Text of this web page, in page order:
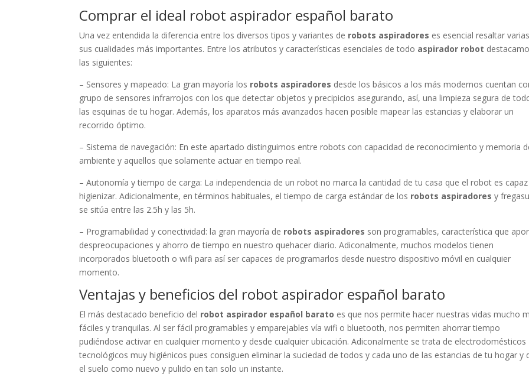
Comprar el ideal robot aspirador español barato
Una vez entendida la diferencia entre los diversos tipos y variantes de robots aspiradores es esencial resaltar
sus cualidades más importantes. Entre los atributos y características esenciales de todo aspirador robot
las siguientes:
– Sensores y mapeado: La gran mayoría los robots aspiradores desde los básicos a los más modernos cuentan
grupo de sensores infrarrojos con los que detectar objetos y precipicios asegurando, así, una limpieza segura de
las esquinas de tu hogar. Además, los aparatos más avanzados hacen posible mapear las estancias y elaborar un
recorrido óptimo.
– Sistema de navegación: En este apartado distinguimos entre robots con capacidad de reconocimiento y memoria
ambiente y aquellos que solamente actuar en tiempo real.
– Autonomía y tiempo de carga: La independencia de un robot no marca la cantidad de tu casa que el robot es
higienizar. Adicionalmente, en términos habituales, el tiempo de carga estándar de los robots aspiradores y
se sitúa entre las 2.5h y las 5h.
– Programabilidad y conectividad: la gran mayoría de robots aspiradores son programables, característica que
despreocupaciones y ahorro de tiempo en nuestro quehacer diario. Adiconalmente, muchos modelos tienen
incorporados bluetooth o wifi para así ser capaces de programarlos desde nuestro dispositivo móvil en cualquier
momento.
Ventajas y beneficios del robot aspirador español barato
El más destacado beneficio del robot aspirador español barato es que nos permite hacer nuestras vidas mucho
fáciles y tranquilas. Al ser fácil programables y emparejables vía wifi o bluetooth, nos permiten ahorrar tiempo
pudiéndose activar en cualquier momento y desde cualquier ubicación. Adiconalmente se trata de electrodomésticos
tecnológicos muy higiénicos pues consiguen eliminar la suciedad de todos y cada uno de las estancias de tu hogar y
el suelo como nuevo y pulido en tan solo un instante.